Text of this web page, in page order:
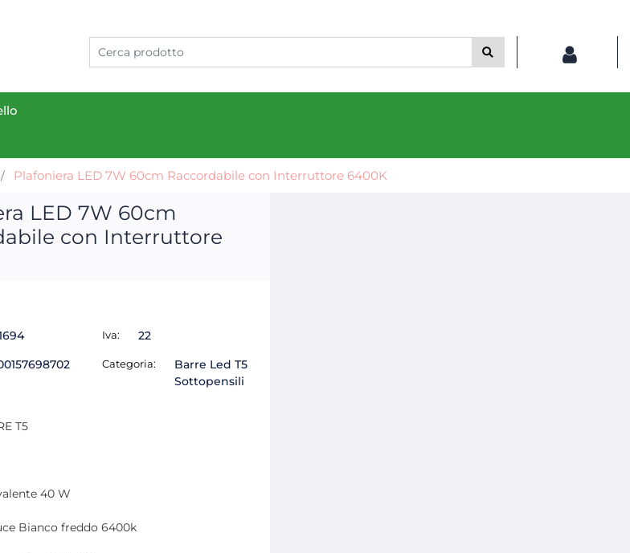
Plafoniera LED 7W 60cm Raccordabile con Interruttore 6400K
LED 7W 60cm
con Interruttore
Iva: 22
Categoria:
Barre Led T5
Sottopensili
T5
40 W
Bianco freddo 6400k